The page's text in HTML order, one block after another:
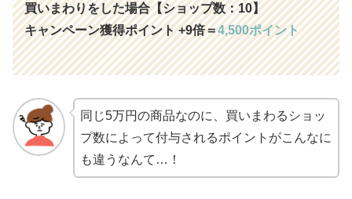
買いまわりをした場合【ショップ数：10】
キャンペーン獲得ポイント +9倍＝4,500ポイント
同じ5万円の商品なのに、買いまわるショッ
プ数によって付与されるポイントがこんなに
も違うなんて…！